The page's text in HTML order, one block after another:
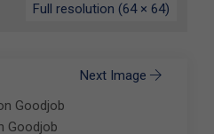
Full resolution (64 × 64)
Next Image
Goodjob